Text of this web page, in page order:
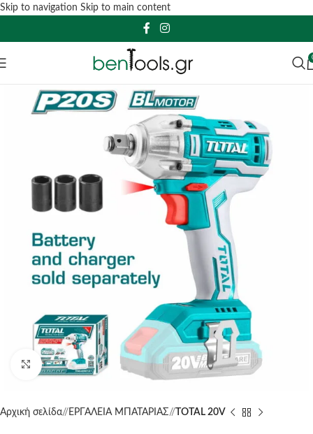
Skip to navigation Skip to main content
Click to enlarge
Αρχική σελίδα/ ΕΡΓΑΛΕΙΑ ΜΠΑΤΑΡΙΑΣ/ TOTAL 20V